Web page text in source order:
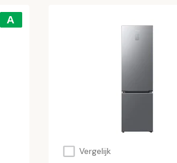
A
Vergelijk